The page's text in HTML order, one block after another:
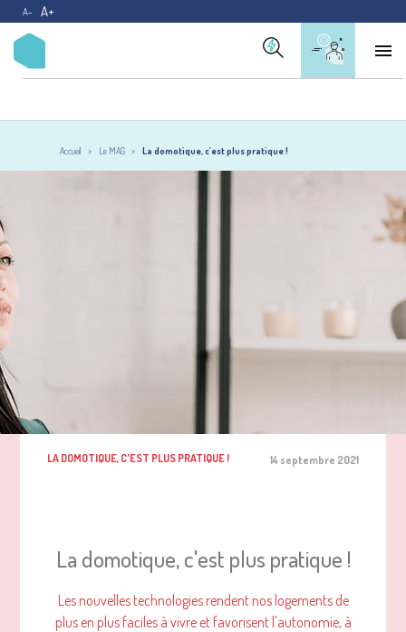
A- A+

Accueil Le MAG La domotique, c'est plus pratique !
LA DOMOTIQUE, C'EST PLUS PRATIQUE ! 14 septembre 2021
La domotique, c'est plus pratique !
Les nouvelles technologies rendent nos logements de
plus en plus faciles à vivre et favorisent l'autonomie, à